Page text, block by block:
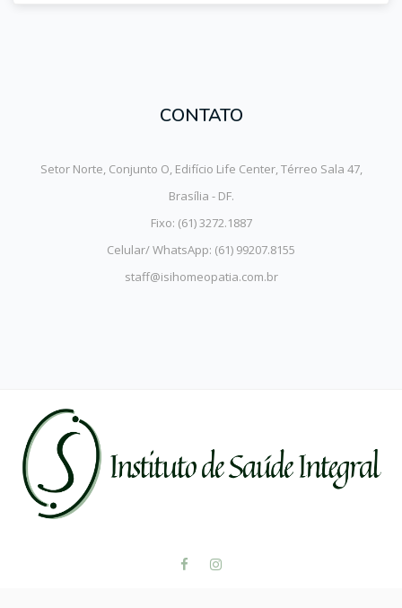
CONTATO
Setor Norte, Conjunto O, Edifício Life Center, Térreo Sala 47,
Brasília - DF.
Fixo: (61) 3272.1887
Celular/ WhatsApp: (61) 99207.8155
staff@isihomeopatia.com.br